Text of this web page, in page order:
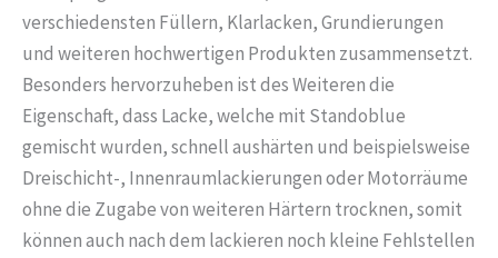
verschiedensten Füllern, Klarlacken, Grundierungen
und weiteren hochwertigen Produkten zusammensetzt.
Besonders hervorzuheben ist des Weiteren die
Eigenschaft, dass Lacke, welche mit Standoblue
gemischt wurden, schnell aushärten und beispielsweise
Dreischicht-, Innenraumlackierungen oder Motorräume
ohne die Zugabe von weiteren Härtern trocknen, somit
können auch nach dem lackieren noch kleine Fehlstellen